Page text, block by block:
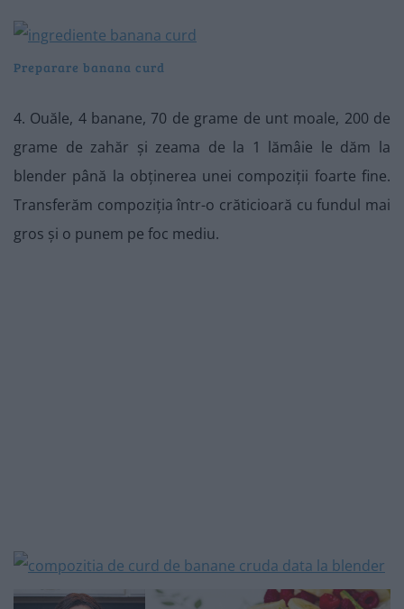
Preparare banana curd
4. Ouăle, 4 banane, 70 de grame de unt moale, 200 de
grame de zahăr și zeama de la 1 lămâie le dăm la
blender până la obținerea unei compoziții foarte fine.
Transferăm compoziția într-o crăticioară cu fundul mai
gros și o punem pe foc mediu.